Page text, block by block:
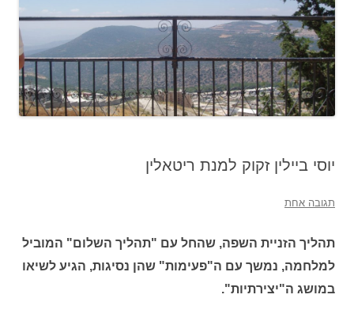
יוסי ביילין זקוק למנת ריטאלין
תגובה אחת
תהליך הזניית השפה, שהחל עם "תהליך השלום" המוביל
למלחמה, נמשך עם ה"פעימות" שהן נסיגות, הגיע לשיאו
במושג ה"יצירתיות".